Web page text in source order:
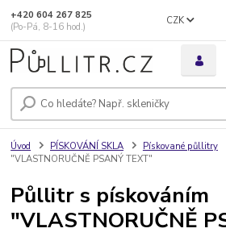
CZK
+420 604 267 825
(Po-Pá, 8-16 hod.)
Úvod PÍSKOVÁNÍ SKLA Pískované půllitry
"VLASTNORUČNĚ PSANÝ TEXT"
Půllitr s pískováním
"VLASTNORUČNĚ